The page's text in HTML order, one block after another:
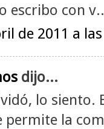
escribo con
de 2011 a
dijo...
lo siento.
permite la